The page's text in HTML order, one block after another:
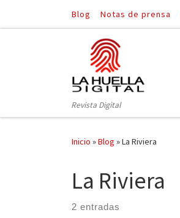
Saltar al contenido
Blog Notas de prensa
Revista Digital
Inicio »Blog »La Riviera
La Riviera
2 entradas